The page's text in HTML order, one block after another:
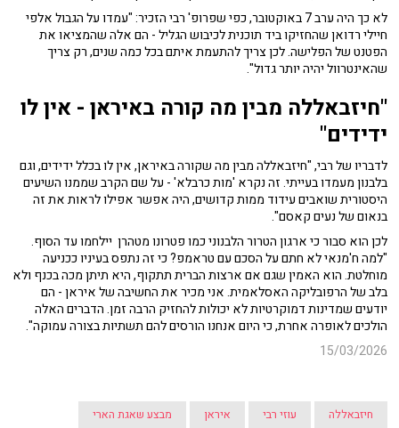
לא כך היה ערב 7 באוקטובר, כפי שפרופ' רבי הזכיר: "עמדו על הגבול אלפי
חיילי רדואן שהחזיקו ביד תוכנית לכיבוש הגליל - הם אלה שהמציאו את
הפטנט של הפלישה. לכן צריך להתעמת איתם בכל כמה שנים, רק צריך
שהאינטרוול יהיה יותר גדול".
"חיזבאללה מבין מה קורה באיראן - אין לו
ידידים"
לדבריו של רבי, "חיזבאללה מבין מה שקורה באיראן, אין לו בכלל ידידים, וגם
בלבנון מעמדו בעייתי. זה נקרא 'מות כרבלא' - על שם הקרב שממנו השיעים
היסטורית שואבים עידוד ממות קדושים, היה אפשר אפילו לראות את זה
בנאום של נעים קאסם".
לכן הוא סבור כי ארגון הטרור הלבנוני כמו פטרונו מטהרן יילחמו עד הסוף.
"למה ח'מנאי לא חתם על הסכם עם טראמפ? כי זה נתפס בעיניו ככניעה
מוחלטת. הוא האמין שגם אם ארצות הברית תתקוף, היא תיתן מכה בכנף ולא
בלב של הרפובליקה האסלאמית. אני מכיר את החשיבה של איראן - הם
יודעים שמדינות דמוקרטיות לא יכולות להחזיק הרבה זמן. הדברים האלה
הולכים לאופרה אחרת, כי היום אנחנו הורסים להם תשתיות בצורה עמוקה".
15/03/2026
חיזבאללה עוזי רבי איראן מבצע שאגת הארי